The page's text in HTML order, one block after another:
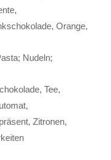
Orange
Nudeln;
Tee
Zitronen